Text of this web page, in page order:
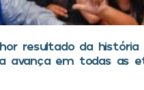
resultado da história
avança em todas as